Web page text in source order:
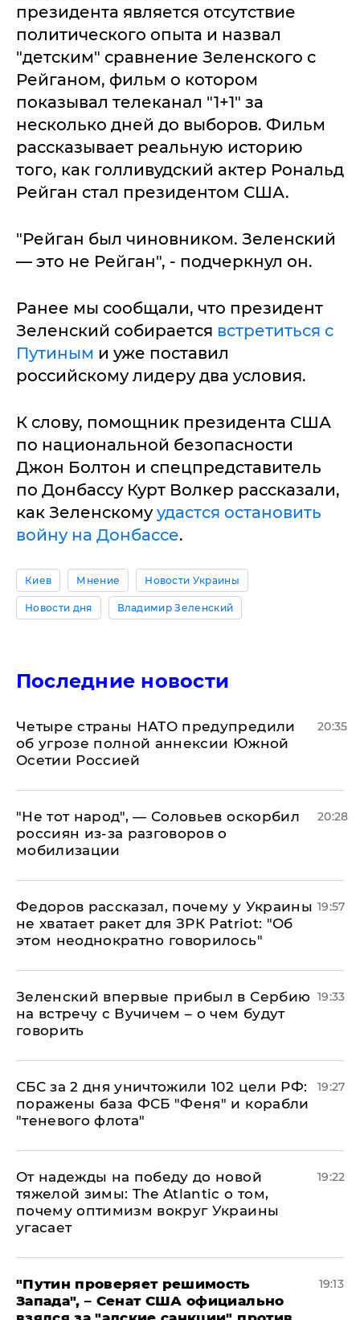
президента является отсутствие
политического опыта и назвал
"детским" сравнение Зеленского с
Рейганом, фильм о котором
показывал телеканал "1+1" за
несколько дней до выборов. Фильм
рассказывает реальную историю
того, как голливудский актер Рональд
Рейган стал президентом США.
"Рейган был чиновником. Зеленский
— это не Рейган", - подчеркнул он.
Ранее мы сообщали, что президент
Зеленский собирается встретиться с
Путиным и уже поставил
российскому лидеру два условия.
К слову, помощник президента США
по национальной безопасности
Джон Болтон и спецпредставитель
по Донбассу Курт Волкер рассказали,
как Зеленскомуудастся остановить
войну на Донбассе.
Киев Мнение Новости Украины
Новости дня Владимир Зеленский
Последние новости
Четыре страны НАТО предупредили
об угрозе полной аннексии Южной
Осетии Россией
20:35
​"Не тот народ", — Соловьев оскорбил
россиян из-за разговоров о
мобилизации
20:28
Федоров рассказал, почему у Украины
не хватает ракет для ЗРК Patriot: "Об
этом неоднократно говорилось"
19:57
Зеленский впервые прибыл в Сербию
на встречу с Вучичем – о чем будут
говорить
19:33
СБС за 2 дня уничтожили 102 цели РФ:
поражены база ФСБ "Феня" и корабли
"теневого флота"
19:27
От надежды на победу до новой
тяжелой зимы: The Atlantic о том,
почему оптимизм вокруг Украины
угасает
19:22
"Путин проверяет решимость
Запада", – Сенат США официально
19:13